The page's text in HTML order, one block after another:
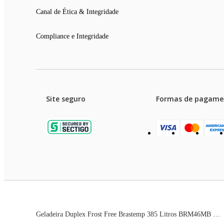
Canal de Ética & Integridade
Compliance e Integridade
Site seguro Formas de
Preços e condições de
As imagens dos produtos são meramente